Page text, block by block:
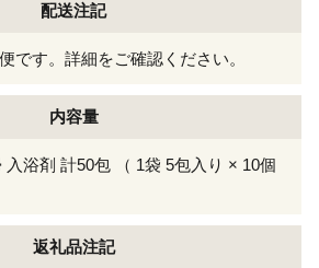
配送注記
です。詳細をご確認ください。
内容量
入浴剤 計50包 （ 1袋 5包入り × 10個
返礼品注記